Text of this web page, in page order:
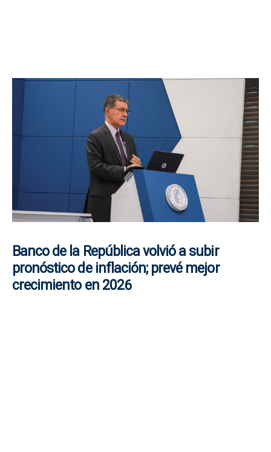
Banco de la República volvió a subir
pronóstico de inflación; prevé mejor
crecimiento en 2026